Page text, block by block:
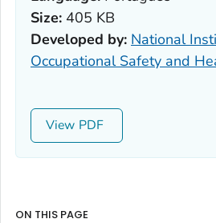
Size: 405 KB
Developed by: National
Occupational Safety and
View
ON THIS PAGE